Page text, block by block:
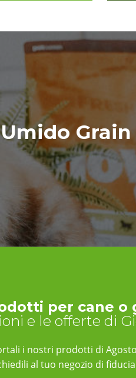
per cane o
e le offerte di
i nostri prodotti di
al tuo negozio di